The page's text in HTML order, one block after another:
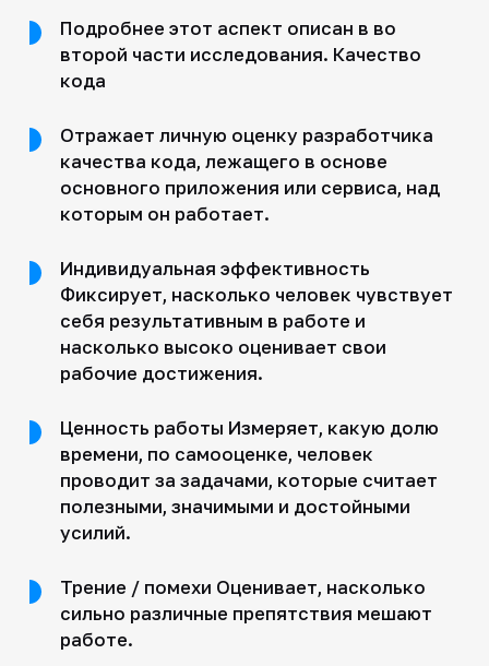
Подробнее этот аспект описан в во
второй части исследования. Качество
кода
Отражает личную оценку разработчика
качества кода, лежащего в основе
основного приложения или сервиса, над
которым он работает.
Индивидуальная эффективность
Фиксирует, насколько человек чувствует
себя результативным в работе и
насколько высоко оценивает свои
рабочие достижения.
Ценность работы Измеряет, какую долю
времени, по самооценке, человек
проводит за задачами, которые считает
полезными, значимыми и достойными
усилий.
Трение / помехи Оценивает, насколько
сильно различные препятствия мешают
работе.